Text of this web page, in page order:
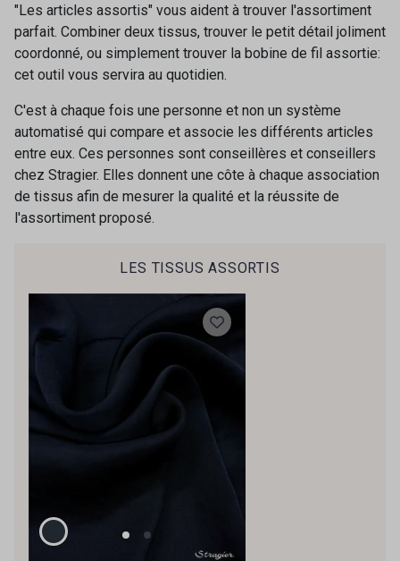
37 - Beige Nude
34 - Rouille
33 - Vert Bouteille
43 - Gris Perle
40 - Rose lilas
"Les articles assortis" vous aident à trouver l'assortiment
parfait. Combiner deux tissus, trouver le petit détail joliment
coordonné, ou simplement trouver la bobine de fil assortie:
cet outil vous servira au quotidien.
C'est à chaque fois une personne et non un système
automatisé qui compare et associe les différents articles
entre eux. Ces personnes sont conseillères et conseillers
chez Stragier. Elles donnent une côte à chaque association
de tissus afin de mesurer la qualité et la réussite de
l'assortiment proposé.
LES TISSUS ASSORTIS